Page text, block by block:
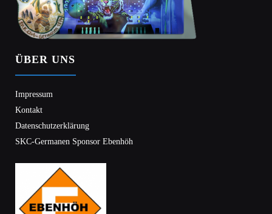
ÜBER UNS
Impressum
Kontakt
Datenschutzerklärung
SKC-Germanen Sponsor Ebenhöh